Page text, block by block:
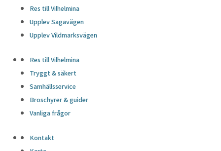
Res till Vilhelmina
Upplev Sagavägen
Upplev Vildmarksvägen
Res till Vilhelmina
Tryggt & säkert
Samhällsservice
Broschyrer & guider
Vanliga frågor
Kontakt